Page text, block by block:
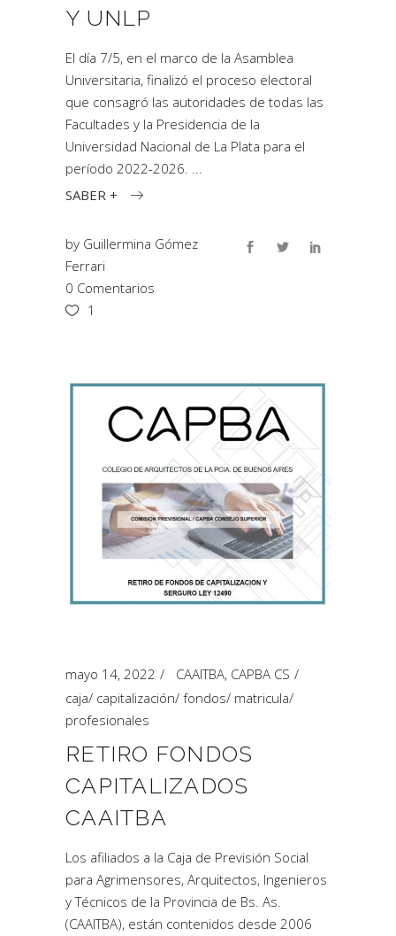
Y UNLP
El día 7/5, en el marco de la Asamblea
Universitaria, finalizó el proceso electoral
que consagró las autoridades de todas las
Facultades y la Presidencia de la
Universidad Nacional de La Plata para el
período 2022-2026.
SABER +
by Guillermina Gómez
Ferrari
0 Comentarios
1
mayo 14, 2022 CAAITBA, CAPBA CS
caja/ capitalización/ fondos/ matricula/
profesionales
RETIRO FONDOS
CAPITALIZADOS
CAAITBA
Los afiliados a la Caja de Previsión Social
para Agrimensores, Arquitectos, Ingenieros
y Técnicos de la Provincia de Bs. As.
(CAAITBA), están contenidos desde 2006